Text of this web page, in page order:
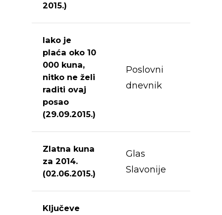
2015.)
Iako je
plaća oko 10
000 kuna,
nitko ne želi
raditi ovaj
posao
(29.09.2015.)
Poslovni
dnevnik
Zlatna kuna
za 2014.
(02.06.2015.)
Glas
Slavonije
Ključeve
Ricardo d.o.o.
Transport:031 562
Uprava:
E-mail: